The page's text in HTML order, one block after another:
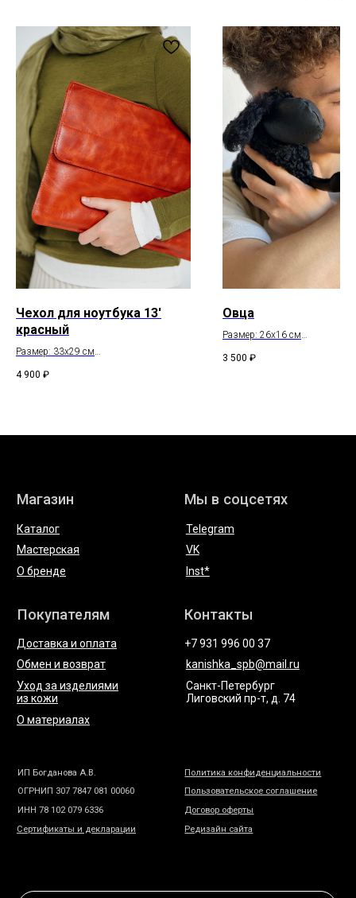
Чехол для ноутбука 13'
красный
Размер: 33х29 см
4 900 ₽
Овца
Размер: 26х16 см
натуральный мех
3 500 ₽
Уход за изделиями
из кожи
О материалах
Санкт-Петербург
Лиговский пр-т, д. 74
ИП Богданова А.В.
ОГРНИП 307 7847 081 00060
ИНН 78 102 079 6336
Пользовательское соглашение
Договор оферты
Сертификаты и декларации
Редизайн сайта
Telegram
* компания Meta, которой принадлежат Instagram и WhatsApp
запрещена в России